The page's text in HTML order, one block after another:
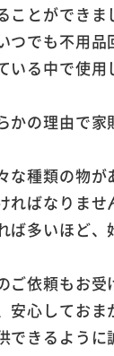
ことができ
でも不用品
いる中で使
かの理由で
な種類の物
ればなりま
ば多いほど
ご依頼もお
安心してお
できるように